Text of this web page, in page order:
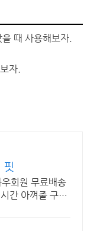
때 사용해보자.
자.
핏
회원 무료배송
간 아껴줄 구김